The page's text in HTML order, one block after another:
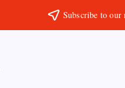
Subscribe to